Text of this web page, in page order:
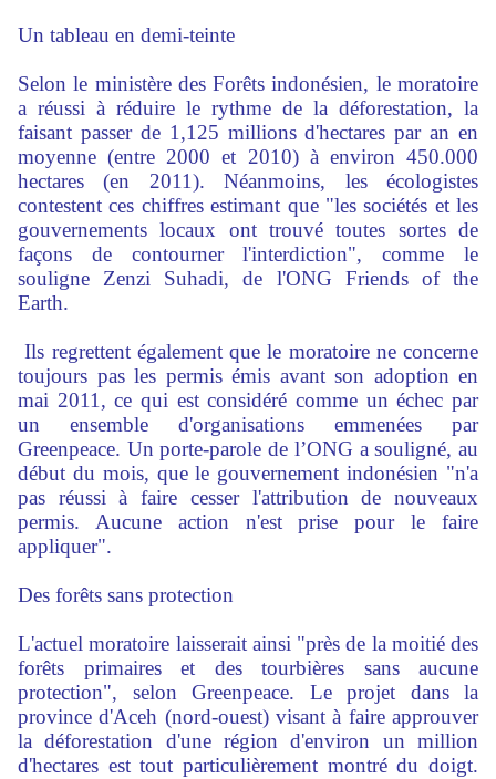
Un tableau en demi-teinte
Selon le ministère des Forêts indonésien, le moratoire
a réussi à réduire le rythme de la déforestation, la
faisant passer de 1,125 millions d'hectares par an en
moyenne (entre 2000 et 2010) à environ 450.000
hectares (en 2011). Néanmoins, les écologistes
contestent ces chiffres estimant que "les sociétés et les
gouvernements locaux ont trouvé toutes sortes de
façons de contourner l'interdiction", comme le
souligne Zenzi Suhadi, de l'ONG Friends of the
Earth.
Ils regrettent également que le moratoire ne concerne
toujours pas les permis émis avant son adoption en
mai 2011, ce qui est considéré comme un échec par
un ensemble d'organisations emmenées par
Greenpeace. Un porte-parole de l’ONG a souligné, au
début du mois, que le gouvernement indonésien "n'a
pas réussi à faire cesser l'attribution de nouveaux
permis. Aucune action n'est prise pour le faire
appliquer".
Des forêts sans protection
L'actuel moratoire laisserait ainsi "près de la moitié des
forêts primaires et des tourbières sans aucune
protection", selon Greenpeace. Le projet dans la
province d'Aceh (nord-ouest) visant à faire approuver
la déforestation d'une région d'environ un million
d'hectares est tout particulièrement montré du doigt.